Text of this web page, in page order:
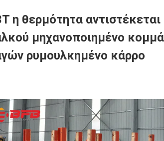
η θερμότητα
μηχανοποιημένο
ρυμουλκημένο κάρρο